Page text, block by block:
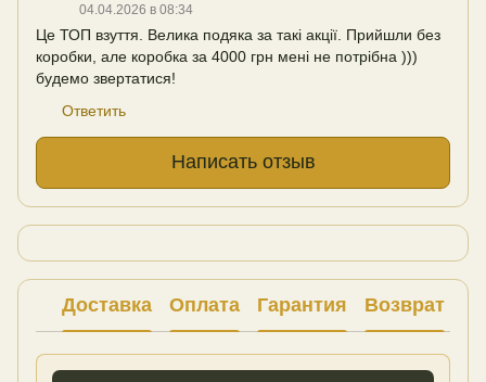
04.04.2026 в 08:34
Це ТОП взуття. Велика подяка за такі акції. Прийшли без
коробки, але коробка за 4000 грн мені не потрібна )))
будемо звертатися!
Ответить
Написать отзыв
Доставка Оплата Гарантия Возврат